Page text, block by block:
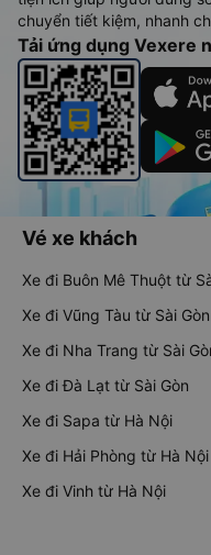
chuyển tiết kiệm, nhanh
Tải ứng dụng Vexere
Vé xe khách
Xe đi Buôn Mê Thuột từ
Xe đi Vũng Tàu từ Sài Gòn
Xe đi Nha Trang từ Sài
Xe đi Đà Lạt từ Sài Gòn
Xe đi Sapa từ Hà Nội
Xe đi Hải Phòng từ Hà Nội
Xe đi Vinh từ Hà Nội